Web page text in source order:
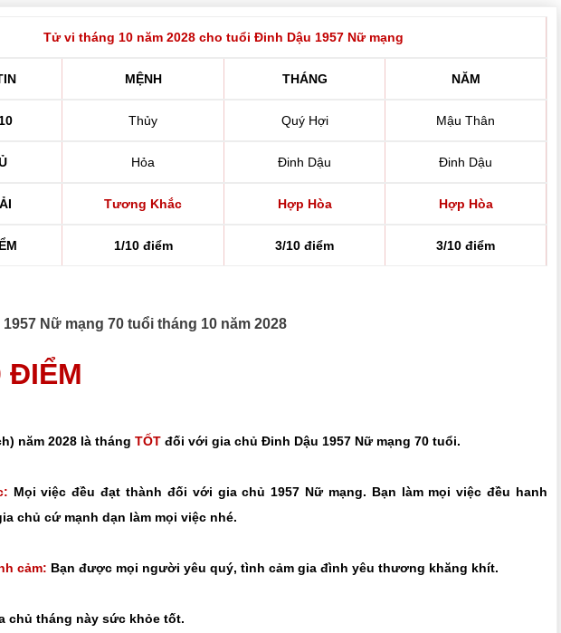
Tử vi tháng 10 năm 2028 cho tuổi Đinh Dậu 1957 Nữ mạng
MỆNH THÁNG NĂM
Thủy Quý Hợi Mậu Thân
Hỏa Đinh Dậu Đinh Dậu
Tương Khắc Hợp Hòa Hợp Hòa
1/10 điểm 3/10 điểm 3/10 điểm
Nữ mạng 70 tuổi tháng 10 năm 2028
ĐIỂM
năm 2028 là tháng TỐT đối với gia chủ Đinh Dậu 1957 Nữ mạng 70 tuổi.
Mọi việc đều đạt thành đối với gia chủ 1957 Nữ mạng. Bạn làm mọi việc đều hanh
chủ cứ mạnh dạn làm mọi việc nhé.
cảm: Bạn được mọi người yêu quý, tình cảm gia đình yêu thương khăng khít.
chủ tháng này sức khỏe tốt.